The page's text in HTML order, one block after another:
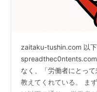
zaitaku-tushin.com 以下
spreadthec0ntents.com
なく、「労働者にとっ
教えてくれている。 ま